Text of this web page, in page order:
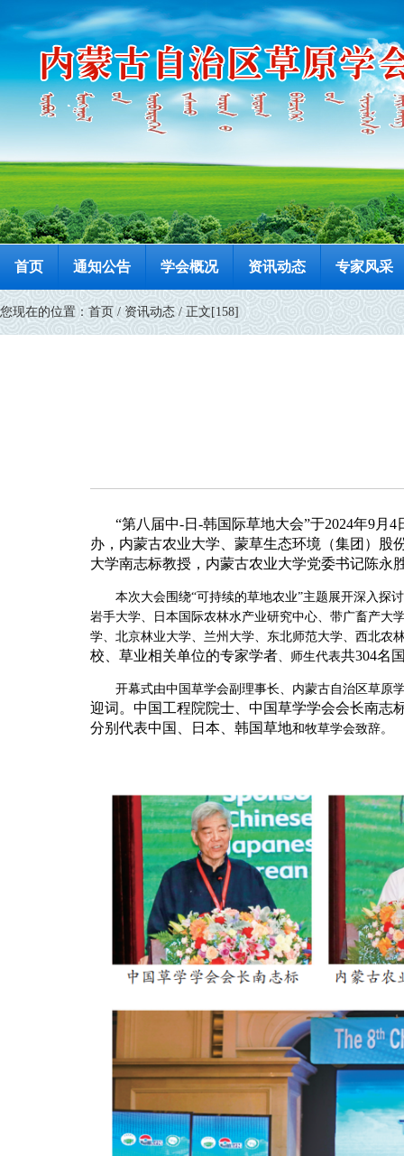
首页 通知公告 学会概况 资讯动态 专家风采
您现在的位置： 首页 / 资讯动态/ 正文[158]
“第八届中-日-韩国际草地大会”于2024年9月
办，内蒙古农业大学、蒙草生态环境（集团）股
大学南志标教授，内蒙古农业大学党委书记陈永
本次大会围绕“可持续的草地农业”主题展开深入探
岩手大学、日本国际农林水产业研究中心、带广畜产大
学、北京林业大学、兰州大学、东北师范大学、西北农
校、草业相关单位的专家学者、 师生代表共304名
开幕式由中国草学会副理事长、内蒙古自治区草原
迎词。中国工程院院士、中国草学学会会长南志
分别代表中国、日本、韩国草地和牧草学会致辞。